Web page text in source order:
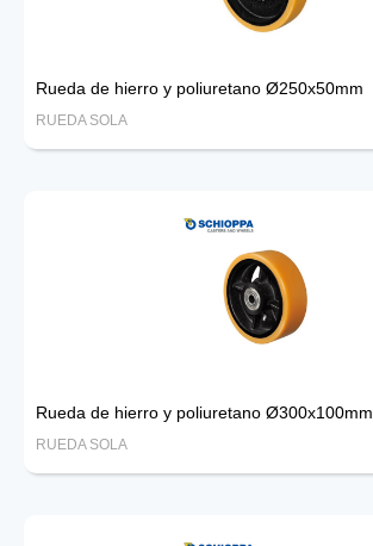
Rueda de hierro y poliuretano Ø250x50mm
RUEDA SOLA
Rueda de hierro y poliuretano Ø300x100mm
RUEDA SOLA